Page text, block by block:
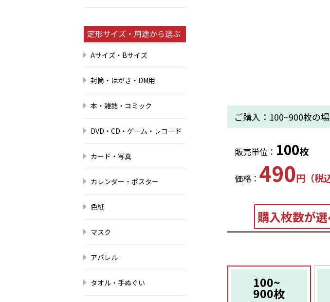
定形サイズ・用途から選ぶ
Aサイズ・Bサイズ
封筒・はがき・DM用
本・雑誌・コミック
DVD・CD・ゲーム・レコード
カード・写真
カレンダー・ポスター
色紙
マスク
アパレル
タオル・手ぬぐい
ご購入：100~900枚の
販売単位： 100枚
価格： 490円（税
購入枚数が
100~
900枚